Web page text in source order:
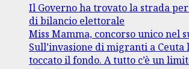
Il Governo ha trovato la strada
di bilancio elettorale
Miss Mamma, concorso unico nel
Sull’invasione di migranti a Ceuta
toccato il fondo. A tutto c’è un